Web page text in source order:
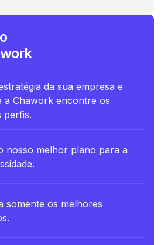
da sua empresa e
a Chawork encontre os
perfis.
nosso melhor plano para a
somente os melhores